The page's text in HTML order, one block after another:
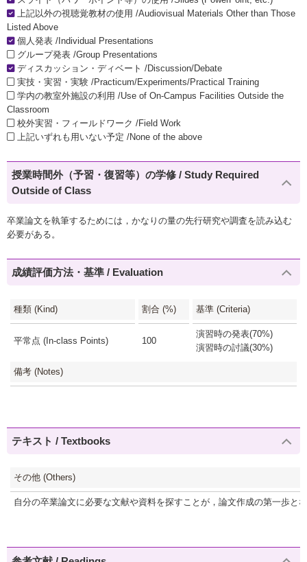
上記以外の視聴覚教材の使用 /Audiovisual Materials Other than Those
Listed Above
個人発表 /Individual Presentations
グループ発表 /Group Presentations
ディスカッション・ディベート /Discussion/Debate
実技・実習・実験 /Practicum/Experiments/Practical Training
学内の教室外施設の利用 /Use of On-Campus Facilities Outside the
Classroom
校外実習・フィールドワーク /Field Work
上記いずれも用いない予定 /None of the above
授業時間外（予習・復習等）の学修 / Study Required
Outside of Class
卒業論文を執筆するためには，かなりの量の先行研究や調査を読み込む
必要がある。
成績評価方法・基準 / Evaluation
種類 (Kind) 割合 (%) 基準 (Criteria)
平常点 (In-class Points) 100
演習時の発表(70%)
演習時の討議(30%)
備考 (Notes)
テキスト / Textbooks
その他 (Others)
自分の卒業論文に必要な文献や資料を探すことが，論文作成の第一歩と